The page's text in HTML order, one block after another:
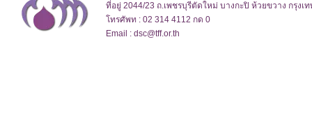
ที่อยู่ 2044/23 ถ.เพชรบุรีตัดใหม่ บางกะปิ ห้วยขวาง กรุงเ
โทรศัพท : 02 314 4112 กด 0
Email : dsc@tff.or.th